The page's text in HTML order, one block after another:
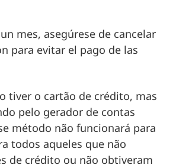
mes, asegúrese de cancelar
para evitar el pago de las
tiver o cartão de crédito, mas
pelo gerador de contas
método não funcionará para
todos aqueles que não
de crédito ou não obtiveram